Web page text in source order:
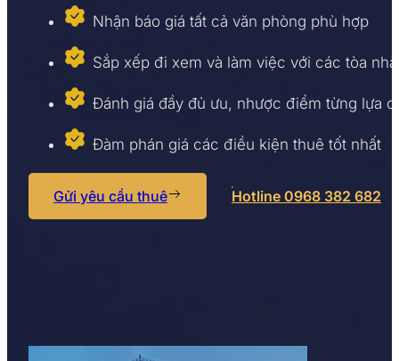
Nhận báo giá tất cả văn phòng phù hợp
Sắp xếp đi xem và làm việc với các tòa nhà
Đánh giá đầy đủ ưu, nhược điểm từng lựa
Đàm phán giá các điều kiện thuê tốt nhất
Gửi yêu cầu thuê Hotline 0968 382 682